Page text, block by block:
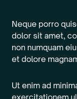
Neque porro
dolor sit amet,
non numquam
et dolore
Ut enim ad
exercitationem